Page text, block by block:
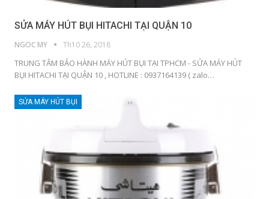
SỬA MÁY HÚT BỤI HITACHI TẠI QUẬN 10
NGOC MY Th10 26, 2018
TRUNG TÂM BẢO HÀNH MÁY HÚT BỤI TẠI TPHCM - SỬA MÁY HÚT
BỤI HITACHI TẠI QUẬN 10 , HOTLINE : 0937164139 ( zalo…
SỬA MÁY HÚT BỤI